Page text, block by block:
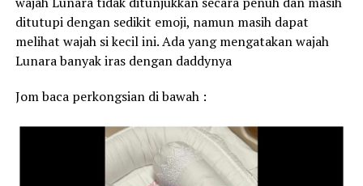
ditutupi dengan sedikit emoji, namun masih dapat
melihat wajah si kecil ini. Ada yang mengatakan wajah
Lunara banyak iras dengan daddynya
Jom baca perkongsian di bawah :